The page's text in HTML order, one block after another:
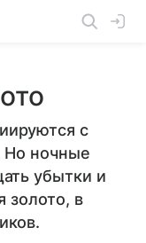
с
Но ночные
убытки и
золото, в